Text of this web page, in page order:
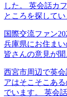
した。 英会話カ
ところを探して
国際交流ファン
兵庫県にお住ま
皆さんの意見が
西宮市周辺で英
アはそこそこあ
でいます。 英会